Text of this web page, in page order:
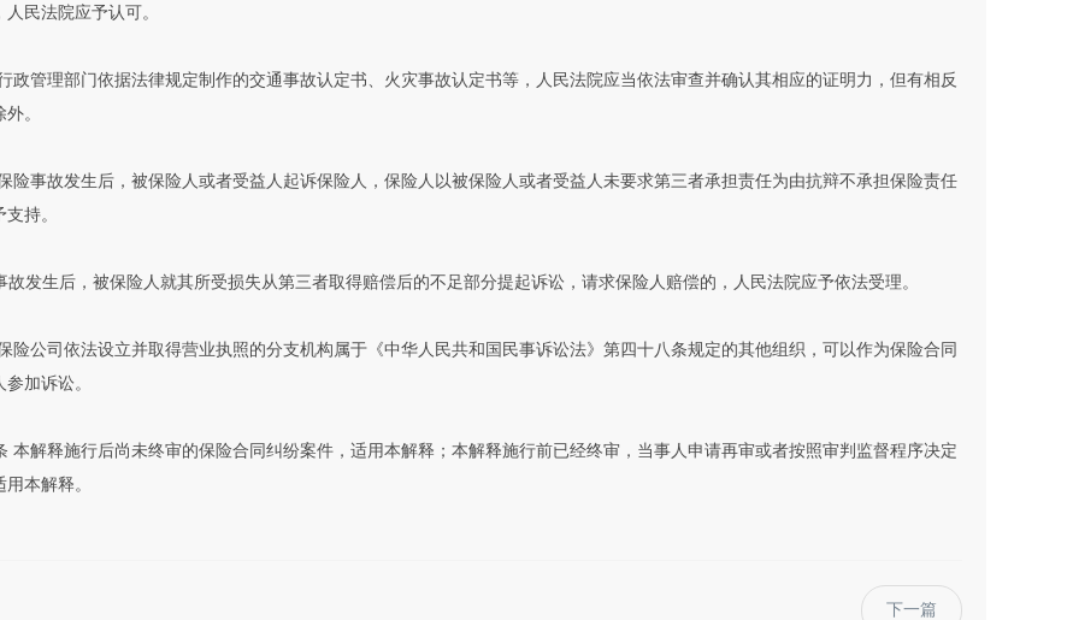
民法院应予认可。
政管理部门依据法律规定制作的交通事故认定书、火灾事故认定书等，人民法院应当依法审查并确认其相应的证明力，但有相反
。
险事故发生后，被保险人或者受益人起诉保险人，保险人以被保险人或者受益人未要求第三者承担责任为由抗辩不承担保险责任
持。
故发生后，被保险人就其所受损失从第三者取得赔偿后的不足部分提起诉讼，请求保险人赔偿的，人民法院应予依法受理。
险公司依法设立并取得营业执照的分支机构属于《中华人民共和国民事诉讼法》第四十八条规定的其他组织，可以作为保险合同
加诉讼。
本解释施行后尚未终审的保险合同纠纷案件，适用本解释；本解释施行前已经终审，当事人申请再审或者按照审判监督程序决定
本解释。
下一篇